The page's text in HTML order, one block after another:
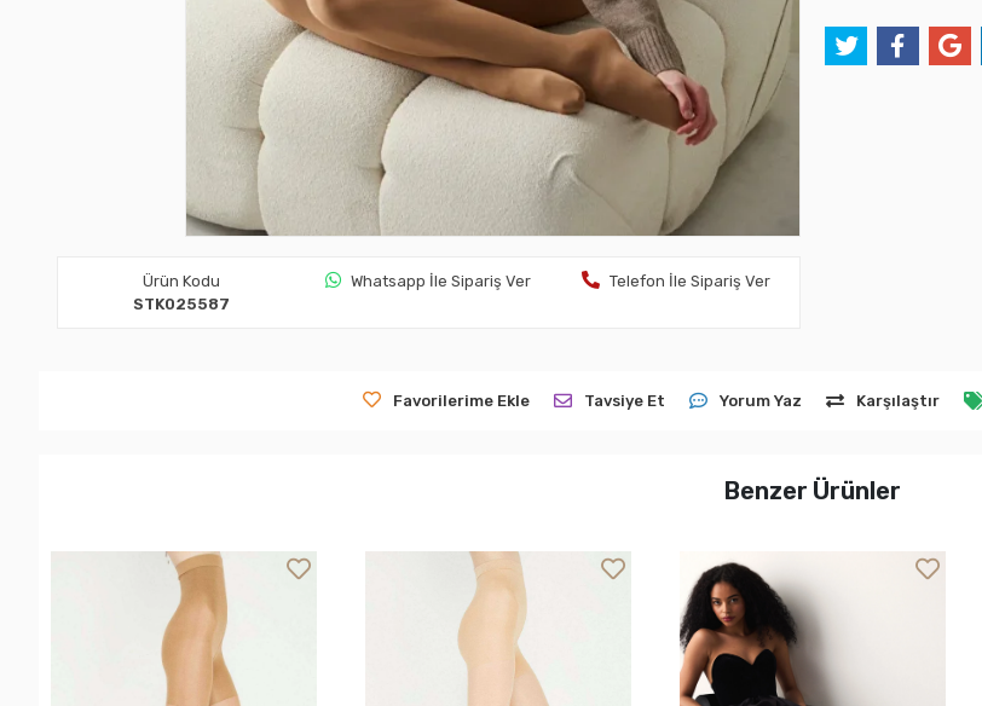
Ürün Kodu
STK025587
Whatsapp İle Sipariş Ver Telefon İle Sipariş Ver
Favorilerime Ekle Tavsiye Et Yorum Yaz Karşılaştır
Benzer Ürünler